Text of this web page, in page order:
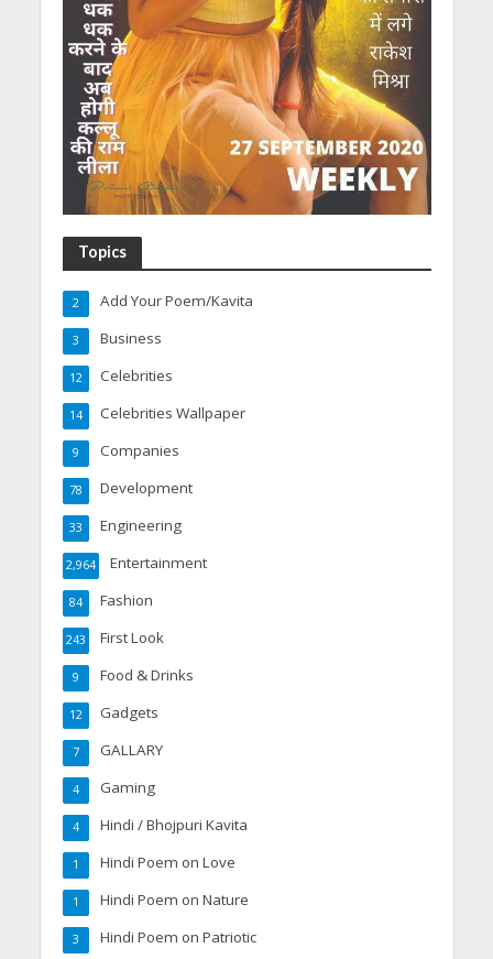
Topics
Add Your Poem/Kavita
2
Business
3
Celebrities
12
Celebrities Wallpaper
14
Companies
9
Development
78
Engineering
33
Entertainment
2,964
Fashion
84
First Look
243
Food & Drinks
9
Gadgets
12
GALLARY
7
Gaming
4
Hindi / Bhojpuri Kavita
4
Hindi Poem on Love
1
Hindi Poem on Nature
1
Hindi Poem on Patriotic
3